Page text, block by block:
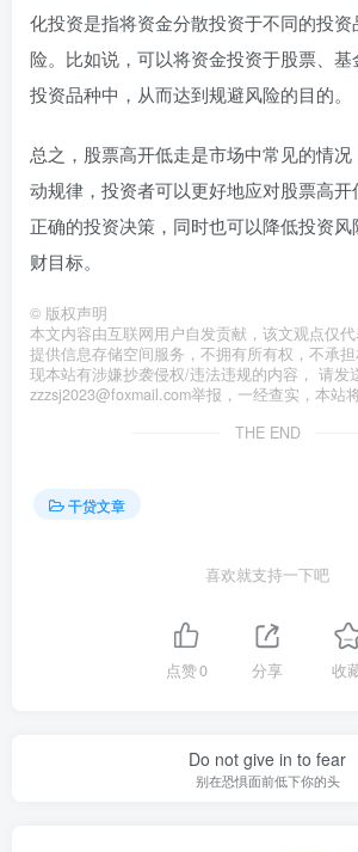
化投资是指将资金分散投资于不同的投
险。比如说，可以将资金投资于股票、
投资品种中，从而达到规避风险的目的。
总之，股票高开低走是市场中常见的情
动规律，投资者可以更好地应对股票高开
正确的投资决策，同时也可以降低投资
财目标。
© 版权声明
本文内容由互联网用户自发贡献，该文观点仅
提供信息存储空间服务，不拥有所有权，不承
现本站有涉嫌抄袭侵权/违法违规的内容， 请发
zzzsj2023@foxmail.com举报，一经查实，本站
THE END
干贷文章
喜欢就支持一下吧
点赞0 分享 收
Do not give in to fear
别在恐惧面前低下你的头